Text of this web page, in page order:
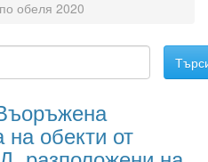
обеля 2020
обекти от